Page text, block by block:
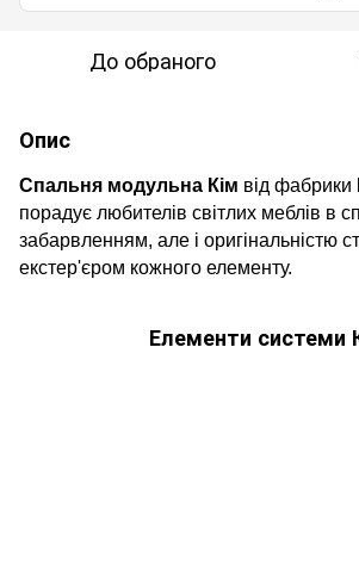
До обраного
Опис
Спальня модульна Кім від фабрики
порадує любителів світлих меблів в
забарвленням, але і оригінальністю
екстер'єром кожного елементу.
Елементи системи